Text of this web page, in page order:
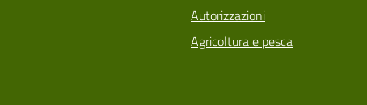
Autorizzazioni
Agricoltura e pesca